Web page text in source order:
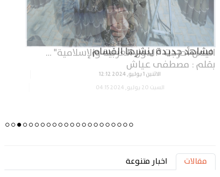
جديدة ينشرها القسام
الاثنين 1 يوليو, 2024 12:12
مقالات اخبار متنوعة